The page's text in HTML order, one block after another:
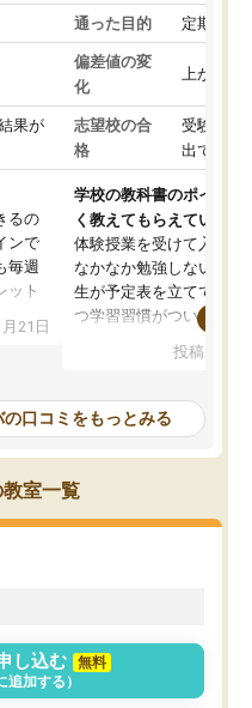
果が
るの
ンで
毎週
ット
まし
気
上の
験ま
しな
21日
通った目的 定期テス
偏差値の変
化
上がった
志望校の合
格
受験して
出ていな
学校の教科書のポイント
く教えてもらえている
体験授業を受けて入塾し
なかなか勉強しない息子
生が予定表を立ててくれ
つ学習習慣がついてきま
指導が無い日も予定表
問できるのでとても助か
投稿日：
口コミをもっとみる
室一覧
し込む
無料
追加する）